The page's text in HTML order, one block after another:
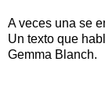
A veces una se
Un texto que
Gemma Blanch.